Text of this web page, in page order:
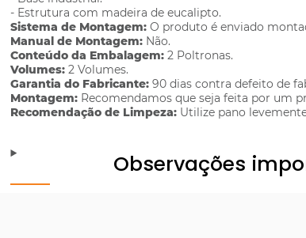
- Estrutura com madeira de eucalipto.
Sistema de Montagem: O produto é enviado
Manual de Montagem: Não.
Conteúdo da Embalagem: 2 Poltronas.
Volumes: 2 Volumes.
Garantia do Fabricante: 90 dias contra defeito de
Montagem: Recomendamos que seja feita por um
Recomendação de Limpeza: Utilize pano
Observações